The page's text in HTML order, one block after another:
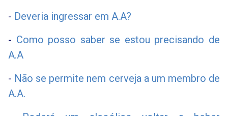
- Deveria ingressar em A.A?
- Como posso saber se estou precisando de
A.A
- Não se permite nem cerveja a um membro de
A.A.